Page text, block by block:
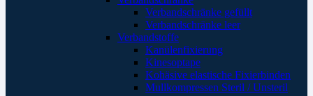
Verbandschränke gefüllt
Verbandschränke leer
Verbandstoffe
Kanülenfixierung
Kinesoptape
Kohäsive elastische Fixierbinden
Mullkompressen Steril / Unsteril